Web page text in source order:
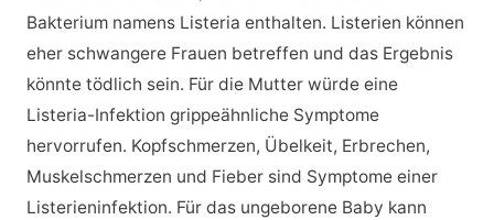
Bakterium namens Listeria enthalten. Listerien können
eher schwangere Frauen betreffen und das Ergebnis
könnte tödlich sein. Für die Mutter würde eine
Listeria-Infektion grippeähnliche Symptome
hervorrufen. Kopfschmerzen, Übelkeit, Erbrechen,
Muskelschmerzen und Fieber sind Symptome einer
Listerieninfektion. Für das ungeborene Baby kann